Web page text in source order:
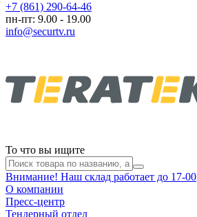
+7 (861) 290-64-46
пн-пт: 9.00 - 19.00
info@securtv.ru
То что вы ищите
Внимание! Наш склад работает до 17-00
О компании
Пресс-центр
Тендерный отдел